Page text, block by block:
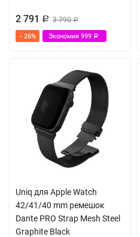
2 791 Р 3 790Р
- 26% Экономия 999 Р
Uniq для Apple Watch
42/41/40 mm ремешок
Dante PRO Strap Mesh Steel
Graphite Black